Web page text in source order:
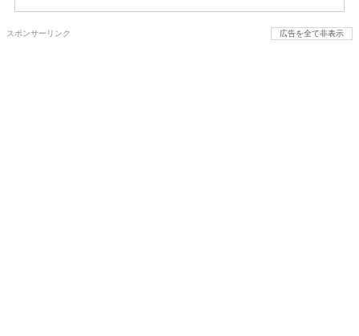
スポンサーリンク 広告を全て非表示